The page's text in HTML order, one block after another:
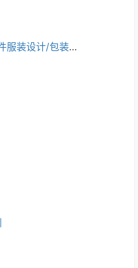
CDR/CorelDraw制图软件服装设计/包装设计零基础入门培训